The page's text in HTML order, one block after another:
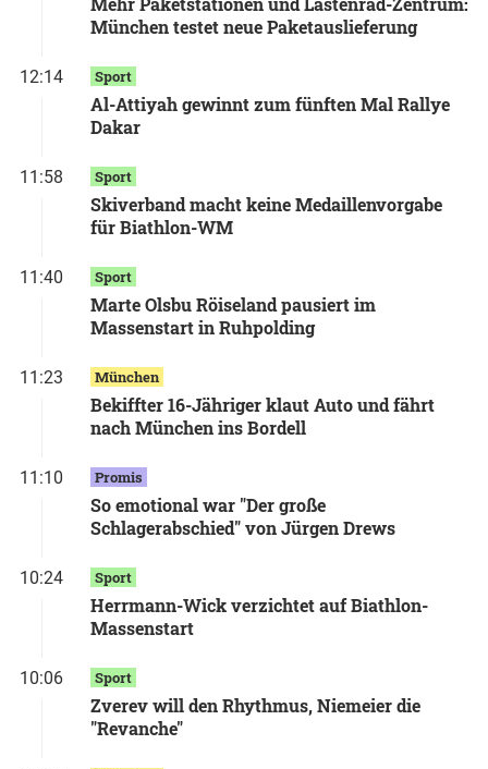
München testet neue Paketauslieferung
12:14 Sport
Al-Attiyah gewinnt zum fünften Mal Rallye
Dakar
11:58 Sport
Skiverband macht keine Medaillenvorgabe
für Biathlon-WM
11:40 Sport
Marte Olsbu Röiseland pausiert im
Massenstart in Ruhpolding
11:23 München
Bekiffter 16-Jähriger klaut Auto und fährt
nach München ins Bordell
11:10 Promis
So emotional war "Der große
Schlagerabschied" von Jürgen Drews
10:24 Sport
Herrmann-Wick verzichtet auf Biathlon-
Massenstart
10:06 Sport
Zverev will den Rhythmus, Niemeier die
"Revanche"